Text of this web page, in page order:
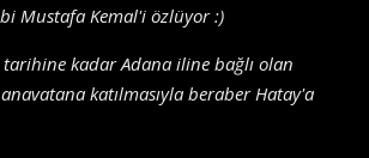
Mustafa Kemal'i özlüyor :)
tarihine kadar Adana iline bağlı olan
katılmasıyla beraber Hatay'a